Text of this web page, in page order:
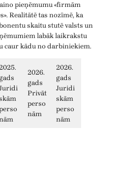
pieņēmumu «firmām
Realitātē tas nozīmē, ka
skaitu stutē valsts un
labāk laikrakstu
caur kādu no darbiniekiem.
2026.
gads
Privāt
perso
nām
2026.
gads
Juridi
skām
perso
nām